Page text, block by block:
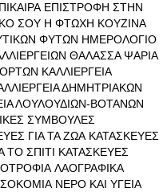
ΕΠΙΣΤΡΟΦΗ ΣΤΗΝ
ΣΟΥ Η ΦΤΩΧΗ ΚΟΥΖΙΝΑ
ΦΥΤΩΝ ΗΜΕΡΟΛΟΓΙΟ
ΘΑΛΑΣΣΑ ΨΑΡΙΑ
ΚΑΛΛΙΕΡΓΕΙΑ
ΔΗΜΗΤΡΙΑΚΩΝ
ΛΟΥΛΟΥΔΙΩΝ-ΒΟΤΑΝΩΝ
ΣΥΜΒΟΥΛΕΣ
ΓΙΑ ΤΑ ΖΩΑ ΚΑΤΑΣΚΕΥΕΣ
ΤΟ ΣΠΙΤΙ ΚΑΤΑΣΚΕΥΕΣ
ΛΑΟΓΡΑΦΙΚΑ
ΝΕΡΟ ΚΑΙ ΥΓΕΙΑ